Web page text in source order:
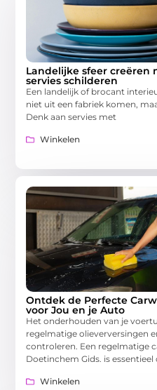
Landelijke sfeer creëren
servies schilderen
Een landelijk of brocant
niet uit een fabriek komen,
Denk aan servies met
Winkelen
Ontdek de Perfecte
voor Jou en je Auto
Het onderhouden van je
regelmatige olieverversingen
controleren. Een regelmatige
Doetinchem Gids. is essentieel
Winkelen